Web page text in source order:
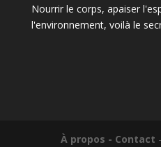
Nourrir le corps, apaiser
l'environnement, voilà le
À propos - Contact -